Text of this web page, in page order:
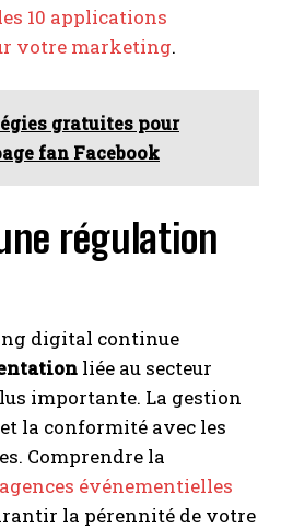
10 applications
votre marketing.
gratuites pour
fan Facebook
régulation
digital continue
liée au secteur
importante. La gestion
la conformité avec les
Comprendre la
événementielles
la pérennité de votre